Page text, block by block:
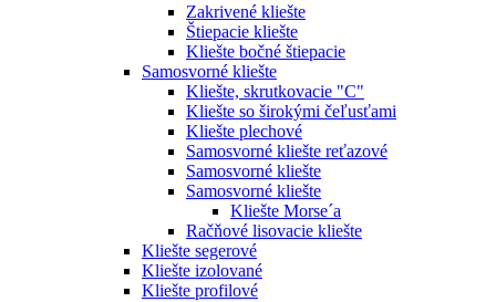
Zakrivené kliešte
Štiepacie kliešte
Kliešte bočné štiepacie
Samosvorné kliešte
Kliešte, skrutkovacie "C"
Kliešte so širokými čeľusťami
Kliešte plechové
Samosvorné kliešte reťazové
Samosvorné kliešte
Samosvorné kliešte
Kliešte Morse´a
Račňové lisovacie kliešte
Kliešte segerové
Kliešte izolované
Kliešte profilové